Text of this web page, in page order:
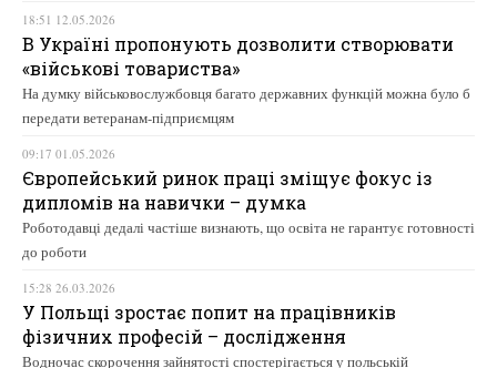
18:51 12.05.2026
В Україні пропонують дозволити створювати
«військові товариства»
На думку військовослужбовця багато державних функцій можна було б
передати ветеранам-підприємцям
09:17 01.05.2026
Європейський ринок праці зміщує фокус із
дипломів на навички – думка
Роботодавці дедалі частіше визнають, що освіта не гарантує готовності
до роботи
15:28 26.03.2026
У Польщі зростає попит на працівників
фізичних професій – дослідження
Водночас скорочення зайнятості спостерігається у польській